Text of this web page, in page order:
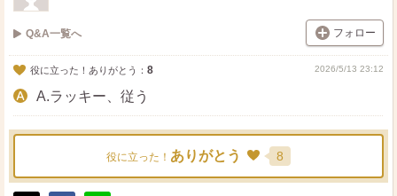
Q&A一覧へ フォロー
役に立った！ありがとう： 8 2026/5/13 23:12
A.ラッキー、従う
役に立った！ ありがとう 8